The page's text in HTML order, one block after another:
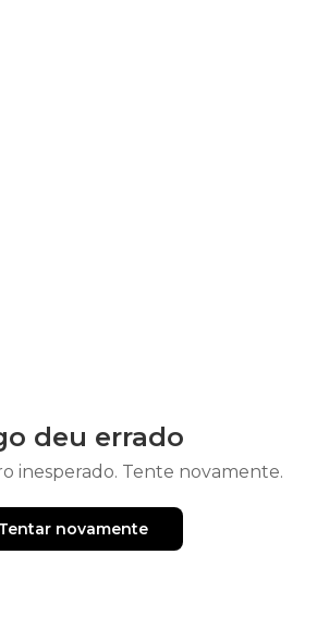
deu errado
inesperado. Tente novamente.
Tentar novamente